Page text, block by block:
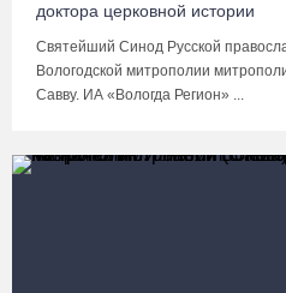
доктора церковной истории
Святейший Синод Русской
Вологодской митрополии
Савву. ИА «Вологда Регион» ...